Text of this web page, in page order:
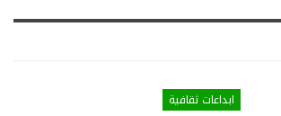
ابداعات ثقافية